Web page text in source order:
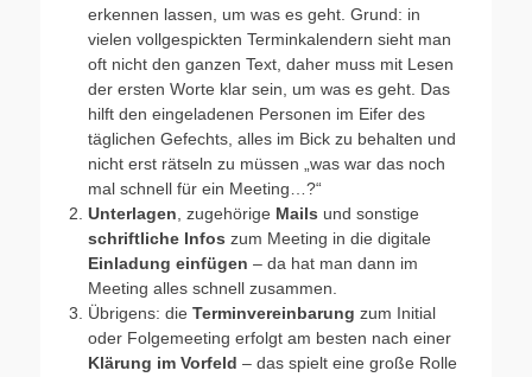
erkennen lassen, um was es geht. Grund: in
vielen vollgespickten Terminkalendern sieht man
oft nicht den ganzen Text, daher muss mit Lesen
der ersten Worte klar sein, um was es geht. Das
hilft den eingeladenen Personen im Eifer des
täglichen Gefechts, alles im Bick zu behalten und
nicht erst rätseln zu müssen „was war das noch
mal schnell für ein Meeting…?“
Unterlagen , zugehörige Mails und sonstige
schriftliche Infos zum Meeting in die digitale
Einladung einfügen – da hat man dann im
Meeting alles schnell zusammen.
Übrigens: die Terminvereinbarung zum Initial
oder Folgemeeting erfolgt am besten nach einer
Klärung im Vorfeld – das spielt eine große Rolle